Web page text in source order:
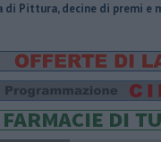
di premi e menzioni